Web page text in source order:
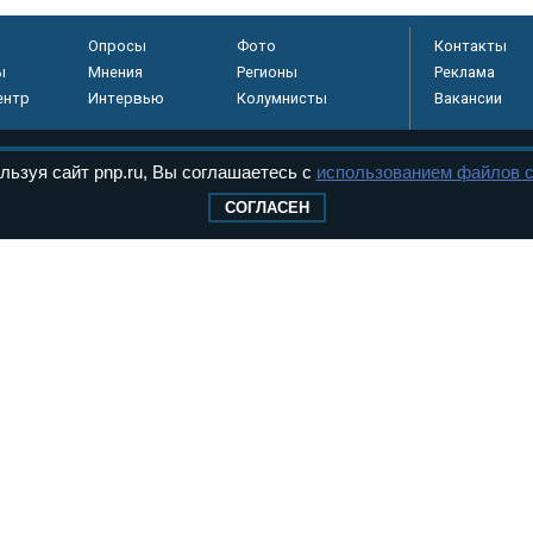
Опросы
Фото
Мнения
Регионы
Интервью Колумнисты
Контакты
Реклама
Вакансии
сайт pnp.ru, Вы соглашаетесь с использованием файлов
СОГЛАСЕН